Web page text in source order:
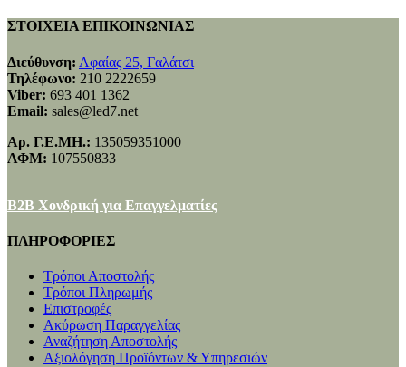
ΣΤΟΙΧΕΙΑ ΕΠΙΚΟΙΝΩΝΙΑΣ
Διεύθυνση: Αφαίας 25, Γαλάτσι
Τηλέφωνο: 210 2222659
Viber: 693 401 1362
Email: sales@led7.net
Αρ. Γ.Ε.ΜΗ.: 135059351000
ΑΦΜ: 107550833
B2B Χονδρική για Επαγγελματίες
ΠΛΗΡΟΦΟΡΙΕΣ
Τρόποι Αποστολής
Τρόποι Πληρωμής
Επιστροφές
Ακύρωση Παραγγελίας
Αναζήτηση Αποστολής
Αξιολόγηση Προϊόντων & Υπηρεσιών